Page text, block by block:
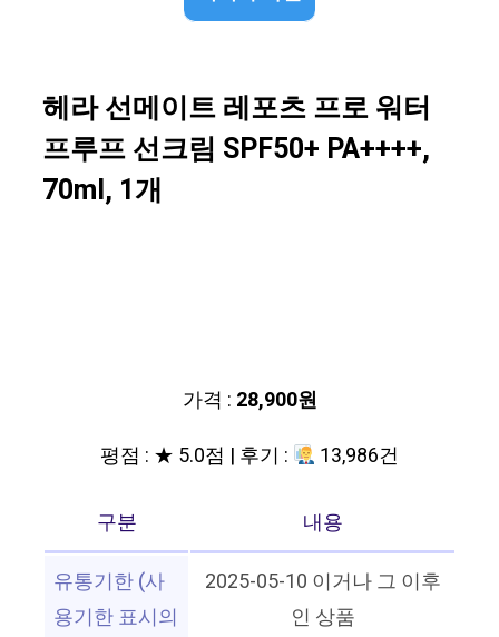
헤라 선메이트 레포츠 프로 워터
프루프 선크림 SPF50+ PA++++,
70ml, 1개
가격 : 28,900원
평점 : ★ 5.0점 | 후기 :
13,986건
구분
내용
유통기한 (사
용기한 표시의
2025-05-10 이거나 그 이후
인 상품